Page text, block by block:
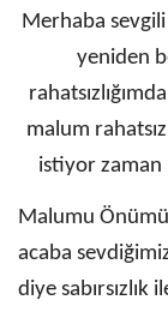
Merhaba
yeniden
malum
istiyor zaman
Malumu
acaba
diye